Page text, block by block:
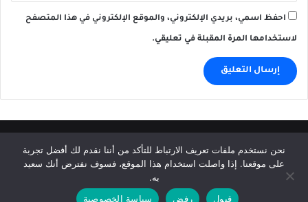
احفظ اسمي، بريدي الإلكتروني، والموقع الإلكتروني في هذا المتصفح
لاستخدامها المرة المقبلة في تعليقي.
© حقوق النشر 2026، جميع الحقوق محفوظة | Afkhabar.com
الرئيسية سياسة الخصوصية إتفاقية الإستخدام إتصل بنا
نحن نستخدم ملفات تعريف الارتباط للتأكد من أننا نقدم لك أفضل تجربة
على موقعنا. إذا واصلت استخدام هذا الموقع، فسوف نفترض أنك سعيد
به.
قبول
رفض سياسة الخصوصية